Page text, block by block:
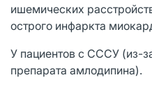
ишемических
острого инфаркта
У пациентов с СССУ (из-
препарата амлодипина).